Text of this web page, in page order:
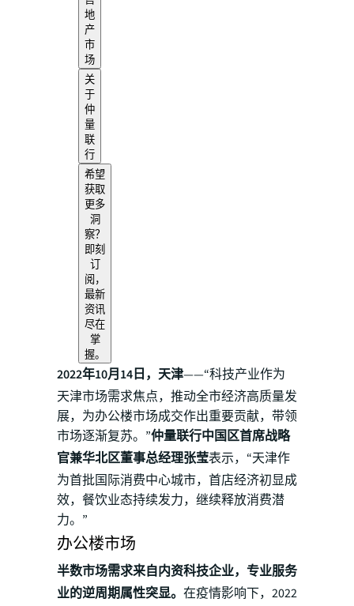
地
产
市
场
关
于
仲
量
联
行
希望
获取
更多
洞
察？
即刻
订
阅，
最新
资讯
尽在
掌
握。
2022年10月14日，天津——“科技产业作为
天津市场需求焦点，推动全市经济高质量发
展，为办公楼市场成交作出重要贡献，带领
市场逐渐复苏。”仲量联行中国区首席战略
官兼华北区董事总经理张莹表示，“天津作
为首批国际消费中心城市，首店经济初显成
效，餐饮业态持续发力，继续释放消费潜
力。”
办公楼市场
半数市场需求来自内资科技企业，专业服务
业的逆周期属性突显。 在疫情影响下，2022